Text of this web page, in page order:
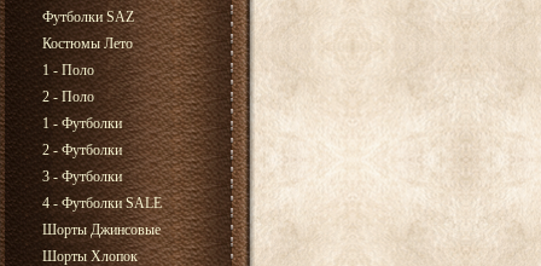
Футболки SAZ
Костюмы Лето
1 - Поло
2 - Поло
1 - Футболки
2 - Футболки
3 - Футболки
4 - Футболки SALE
Шорты Джинсовые
Шорты Хлопок